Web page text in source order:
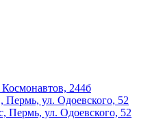
244б
Пермь, ул. Одоевского, 52
Пермь, ул. Одоевского, 52